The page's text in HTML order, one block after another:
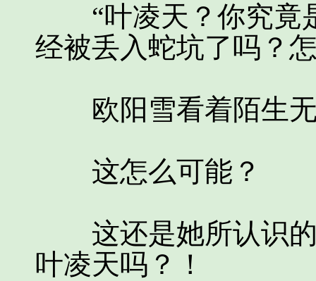
“叶凌天？你究竟
经被丢入蛇坑了吗？
欧阳雪看着陌生无
这怎么可能？
这还是她所认识的
叶凌天吗？！